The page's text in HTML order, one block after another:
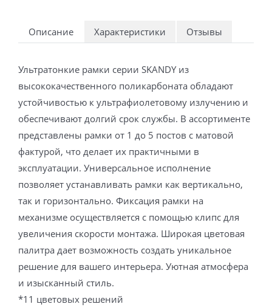
Описание Характеристики Отзывы
Ультратонкие рамки серии SKANDY из
высококачественного поликарбоната обладают
устойчивостью к ультрафиолетовому излучению и
обеспечивают долгий срок службы. В ассортименте
представлены рамки от 1 до 5 постов с матовой
фактурой, что делает их практичными в
эксплуатации. Универсальное исполнение
позволяет устанавливать рамки как вертикально,
так и горизонтально. Фиксация рамки на
механизме осуществляется с помощью клипс для
увеличения скорости монтажа. Широкая цветовая
палитра дает возможность создать уникальное
решение для вашего интерьера. Уютная атмосфера
и изысканный стиль.
*11 цветовых решений